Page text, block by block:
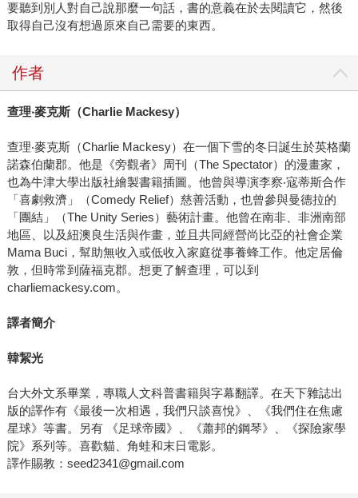
要聽到別人對自己說那麼一句話，書的意義在於去閱讀它，然後
取得自己沒有想過原來自己需要的東西。
作者
查理‧麥克斯（Charlie Mackesy）
查理‧麥克斯（Charlie Mackesy）在一個下雪的冬日誕生於英格蘭
諾森伯蘭郡。他是《旁觀者》周刊（The Spectator）的漫畫家，
也為牛津大學出版社繪製書籍插圖。他曾與導演李察‧寇蒂斯合作
「喜劇救濟」（Comedy Relief）慈善活動，也曾參與曼德拉的
「團結」（The Unity Series）藝術計畫。他曾在南非、非洲南部
地區、以及紐澳良生活與作畫，並且共同經營尚比亞的社會企業
Mama Buci，幫助無收入或低收入家庭從事養蜂工作。他定居倫
敦，但時常到薩福克郡。想更了解查理，可以到
charliemackesy.com。
譯者簡介
韓絜光
台大外文系畢業，專職人文科普書籍與字幕翻譯。在天下雜誌出
版的譯作有《最後一次相遇，我們只談喜悅》、《我們住在焦慮
星球》等書。另有 《足球帝國》、《蕭邦的鋼琴》、《探險家學
院》系列等。喜歡貓、角蛙和末日電影。
譯作賜教：seed2341@gmail.com